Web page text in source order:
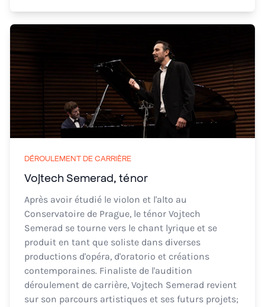
DÉROULEMENT DE CARRIÈRE
Vojtech Semerad, ténor
Après avoir étudié le violon et l'alto au
Conservatoire de Prague, le ténor Vojtech
Semerad se tourne vers le chant lyrique et se
produit en tant que soliste dans diverses
productions d'opéra, d'oratorio et créations
contemporaines. Finaliste de l'audition
déroulement de carrière, Vojtech Semerad revient
sur son parcours artistiques et ses futurs projets;